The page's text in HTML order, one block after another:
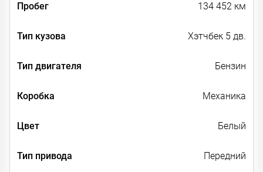
Пробег 134 452 км
Тип кузова Хэтчбек 5 дв.
Тип двигателя Бензин
Коробка Механика
Цвет Белый
Тип привода Передний